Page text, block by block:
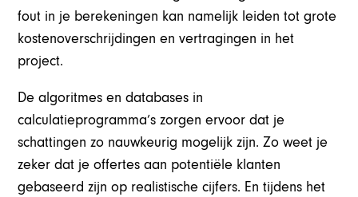
fout in je berekeningen kan namelijk leiden tot grote
kostenoverschrijdingen en vertragingen in het
project.
De algoritmes en databases in
calculatieprogramma’s zorgen ervoor dat je
schattingen zo nauwkeurig mogelijk zijn. Zo weet je
zeker dat je offertes aan potentiële klanten
gebaseerd zijn op realistische cijfers. En tijdens het